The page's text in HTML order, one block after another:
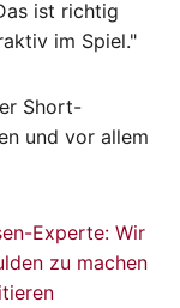
ist richtig
im Spiel."
Short-
und vor allem
Experte: Wir
zu machen